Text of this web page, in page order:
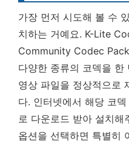
가장 먼저 시도해 볼 수
치하는 거예요. K-Lite
Community Codec
다양한 종류의 코덱을 한
영상 파일을 정상적으로
다. 인터넷에서 해당 코
로 다운로드 받아 설치해
옵션을 선택하면 특별히